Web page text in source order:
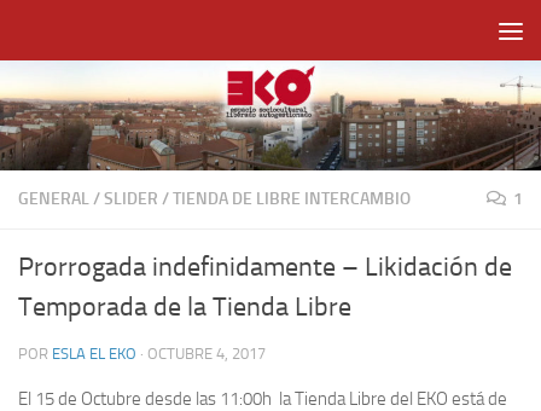
GENERAL/SLIDER /TIENDA DE LIBRE INTERCAMBIO 1
Prorrogada indefinidamente – Likidación de
Temporada de la Tienda Libre
POR ESLA EL EKO · OCTUBRE 4, 2017
El 15 de Octubre desde las 11:00h la Tienda Libre del EKO está de